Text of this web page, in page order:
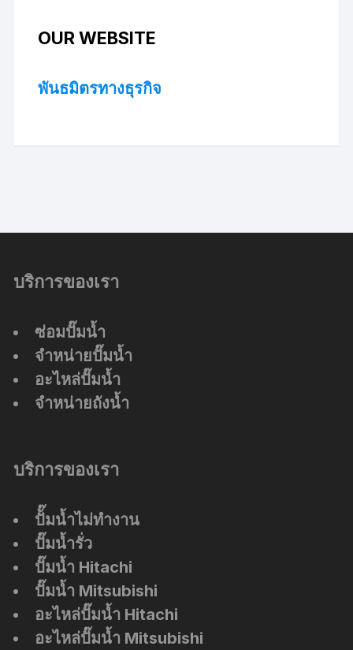
OUR WEBSITE
พันธมิตรทางธุรกิจ
บริการของเรา
ซ่อมปั๊มน้ำ
จำหน่ายปั๊มน้ำ
อะไหล่ปั๊มน้ำ
จำหน่ายถังน้ำ
บริการของเรา
ปัั๊มน้ำไม่ทำงาน
ปั๊มน้ำรั่ว
ปั๊มน้ำ Hitachi
ปั๊มน้ำ Mitsubishi
อะไหล่ปั๊มน้ำ Hitachi
อะไหล่ปั๊มน้ำ Mitsubishi